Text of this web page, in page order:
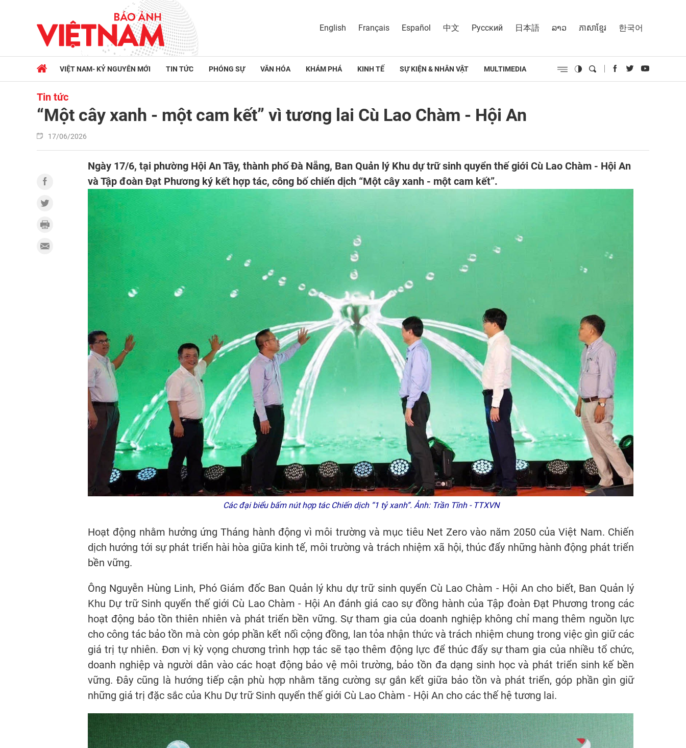
English Français Español 中文 Русский 日本語 ລາວ ភាសាខ្មែរ 한국어
VIỆT NAM- KỶ NGUYÊN MỚI TIN TỨC PHÓNG SỰ VĂN HÓA KHÁM PHÁ KINH TẾ SỰ KIỆN & NHÂN VẬT MULTIMEDIA
Tin tức
“Một cây xanh - một cam kết” vì tương lai Cù Lao Chàm - Hội An
17/06/2026
Ngày 17/6, tại phường Hội An Tây, thành phố Đà Nẵng, Ban Quản lý Khu dự trữ sinh quyển thế giới Cù Lao Chàm - Hội An
và Tập đoàn Đạt Phương ký kết hợp tác, công bố chiến dịch “Một cây xanh - một cam kết”.
Các đại biểu bấm nút hợp tác Chiến dịch “1 tỷ xanh”. Ảnh: Trần Tĩnh - TTXVN
Hoạt động nhằm hưởng ứng Tháng hành động vì môi trường và mục tiêu Net Zero vào năm 2050 của Việt Nam. Chiến
dịch hướng tới sự phát triển hài hòa giữa kinh tế, môi trường và trách nhiệm xã hội, thúc đẩy những hành động phát triển
bền vững.
Ông Nguyễn Hùng Linh, Phó Giám đốc Ban Quản lý khu dự trữ sinh quyển Cù Lao Chàm - Hội An cho biết, Ban Quản lý
Khu Dự trữ Sinh quyển thế giới Cù Lao Chàm - Hội An đánh giá cao sự đồng hành của Tập đoàn Đạt Phương trong các
hoạt động bảo tồn thiên nhiên và phát triển bền vững. Sự tham gia của doanh nghiệp không chỉ mang thêm nguồn lực
cho công tác bảo tồn mà còn góp phần kết nối cộng đồng, lan tỏa nhận thức và trách nhiệm chung trong việc gìn giữ các
giá trị tự nhiên. Đơn vị kỳ vọng chương trình hợp tác sẽ tạo thêm động lực để thúc đẩy sự tham gia của nhiều tổ chức,
doanh nghiệp và người dân vào các hoạt động bảo vệ môi trường, bảo tồn đa dạng sinh học và phát triển sinh kế bền
vững. Đây cũng là hướng tiếp cận phù hợp nhằm tăng cường sự gắn kết giữa bảo tồn và phát triển, góp phần gìn giữ
những giá trị đặc sắc của Khu Dự trữ Sinh quyển thế giới Cù Lao Chàm - Hội An cho các thế hệ tương lai.